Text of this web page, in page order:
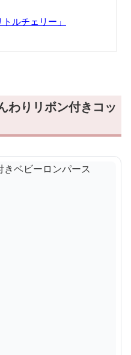
ルチェリー」
わりリボン付きコッ